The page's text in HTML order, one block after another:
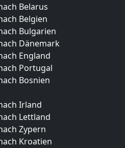
Belarus
Belgien
Bulgarien
Dänemark
England
Portugal
Bosnien
Irland
Lettland
Zypern
Kroatien